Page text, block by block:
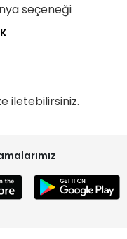
seçeneği
iletebilirsiniz.